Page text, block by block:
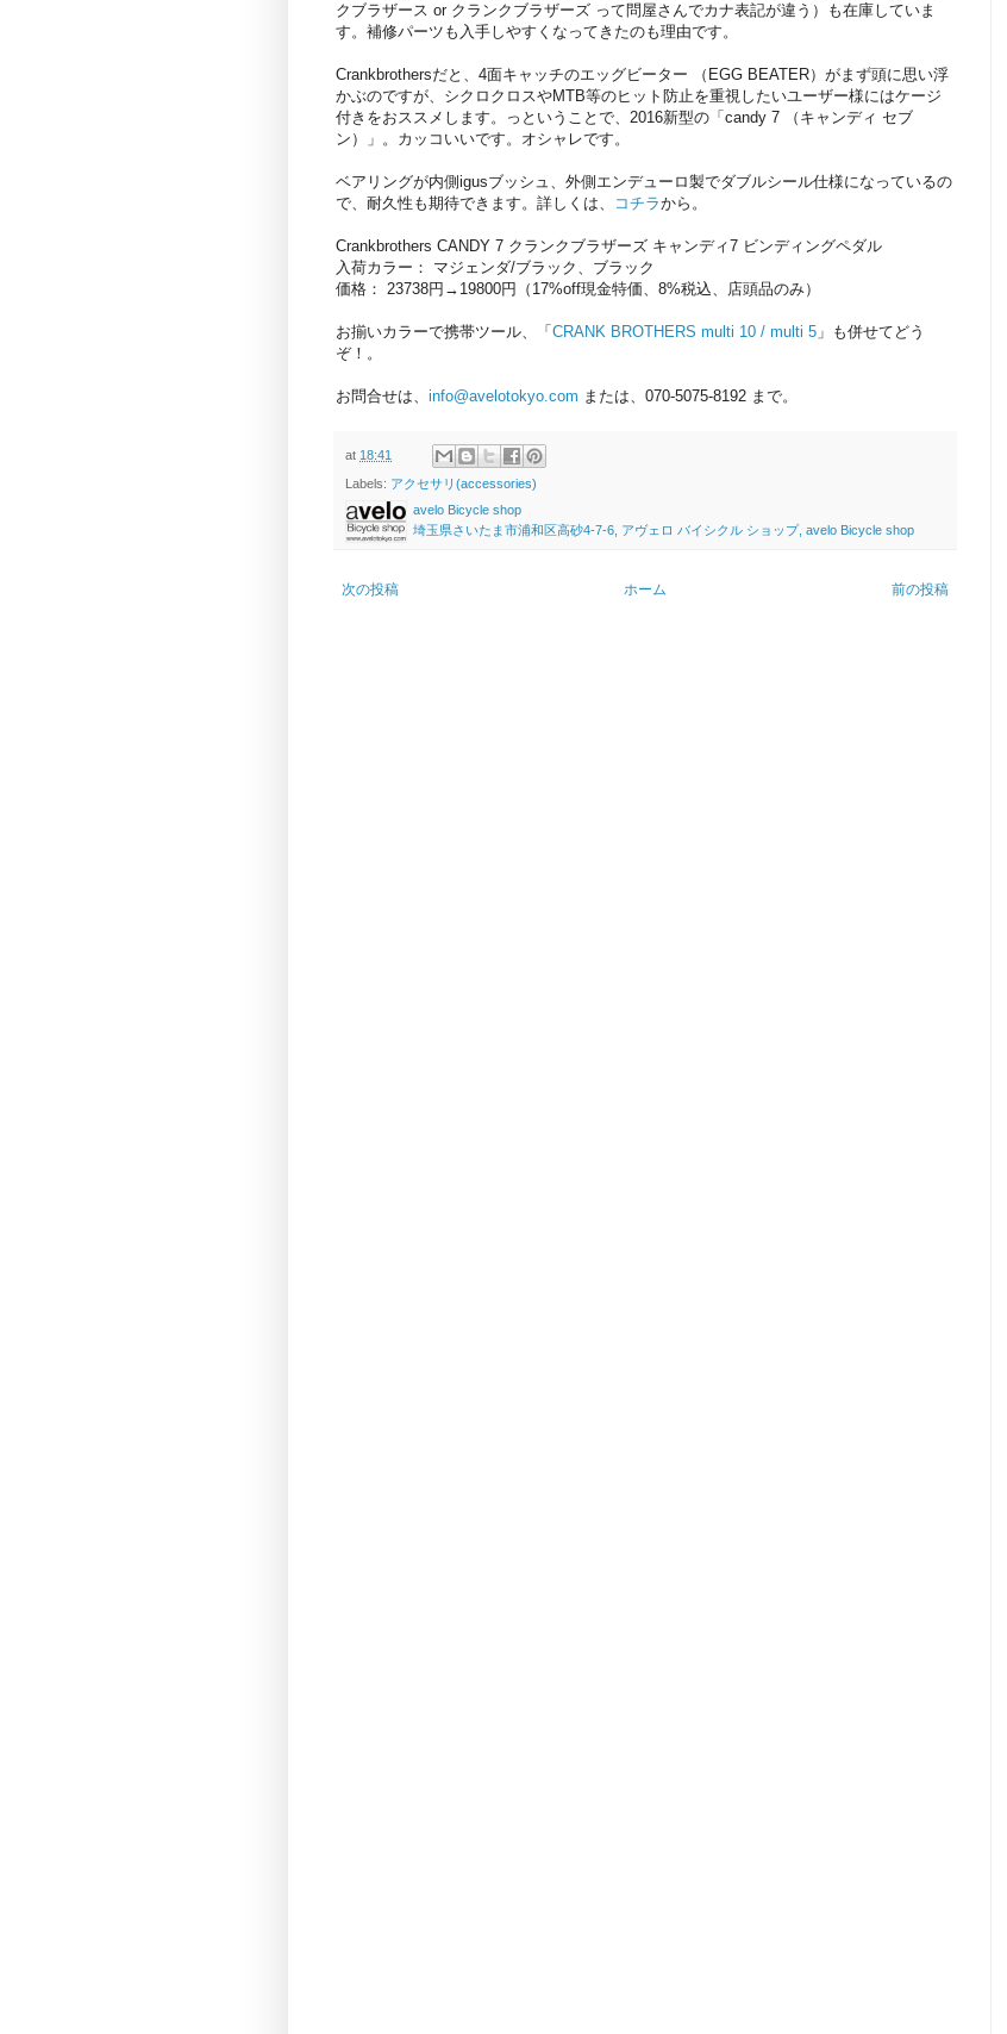
クブラザース or クランクブラザーズ って問屋さんでカナ表記が違う）も在庫していま
す。補修パーツも入手しやすくなってきたのも理由です。
Crankbrothersだと、4面キャッチのエッグビーター （EGG BEATER）がまず頭に思い浮
かぶのですが、シクロクロスやMTB等のヒット防止を重視したいユーザー様にはケージ
付きをおススメします。っということで、2016新型の「candy 7 （キャンディ セブ
ン）」。カッコいいです。オシャレです。
ベアリングが内側igusブッシュ、外側エンデューロ製でダブルシール仕様になっているの
で、耐久性も期待できます。詳しくは、
コチラから。
Crankbrothers CANDY 7 クランクブラザーズ キャンディ7 ビンディングペダル
入荷カラー： マジェンダ/ブラック、ブラック
価格： 23738円→19800円（17%off現金特価、8%税込、店頭品のみ）
お揃いカラーで携帯ツール、「 CRANK BROTHERS multi 10 / multi 5 」も併せてどう
ぞ！。
お問合せは、 info@avelotokyo.com または、070-5075-8192 まで。
at 18:41
Labels: アクセサリ(accessories)
avelo Bicycle shop
埼玉県さいたま市浦和区高砂4-7-6, アヴェロ バイシクル ショップ, avelo Bicycle shop
次の投稿 前の投稿
ホーム